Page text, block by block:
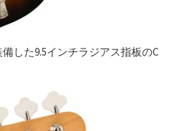
した9.5インチラジアス指板のC